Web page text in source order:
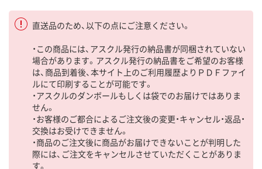
直送品のため、以下の点にご注意ください。
・この商品には、アスクル発行の納品書が同梱されていない
場合があります。アスクル発行の納品書をご希望のお客様
は、商品到着後、本サイト上のご利用履歴よりＰＤＦファイ
ルにて印刷することが可能です。
・アスクルのダンボールもしくは袋でのお届けではありま
せん。
・お客様のご都合によるご注文後の変更・キャンセル・返品・
交換はお受けできません。
・商品のご注文後に商品がお届けできないことが判明した
際には、ご注文をキャンセルさせていただくことがありま
す。